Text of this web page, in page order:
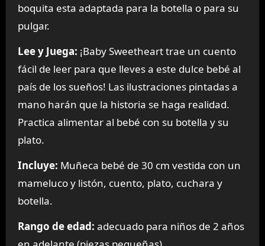
boquita esta adaptada para la botella o para su
pulgar.
Lee y Juega: ¡Baby Sweetheart trae un cuento
fácil de leer para que lleves a este dulce bebé al
país de los sueños! Las ilustraciones pintadas a
mano harán que la historia se haga realidad.
Practica alimentar al bebé con su botella y su
plato.
Incluye: Muñeca bebé de 30 cm vestida con un
mameluco y listón, cuento, plato, cuchara y
botella.
Rango de edad: adecuado para niños de 2 años